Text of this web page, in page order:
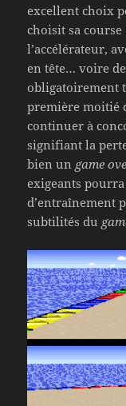
excellent choix
choisit sa course
l’accélérateur,
en tête… voire
obligatoirement
première moitié
continuer à
signifiant la
bien un game
exigeants
d’entraînement
subtilités du